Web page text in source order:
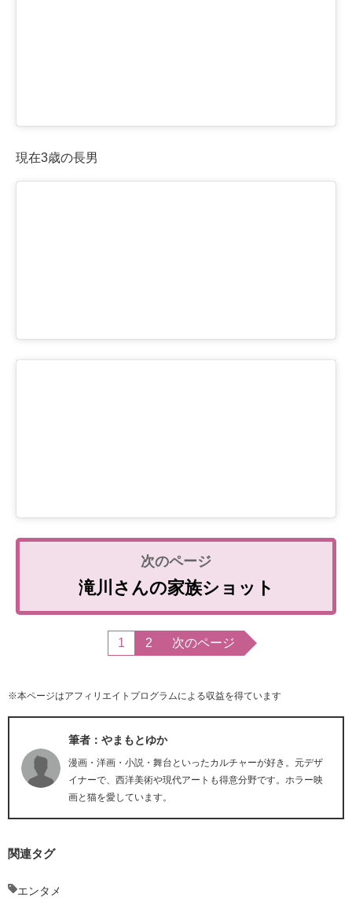
現在3歳の長男
滝川さんの家族ショット
1 2 次のページ
※本ページはアフィリエイトプログラムによる収益を得ています
筆者：やまもとゆか
漫画・洋画・小説・舞台といったカルチャーが好き。元デザ
イナーで、西洋美術や現代アートも得意分野です。ホラー映
画と猫を愛しています。
関連タグ
エンタメ